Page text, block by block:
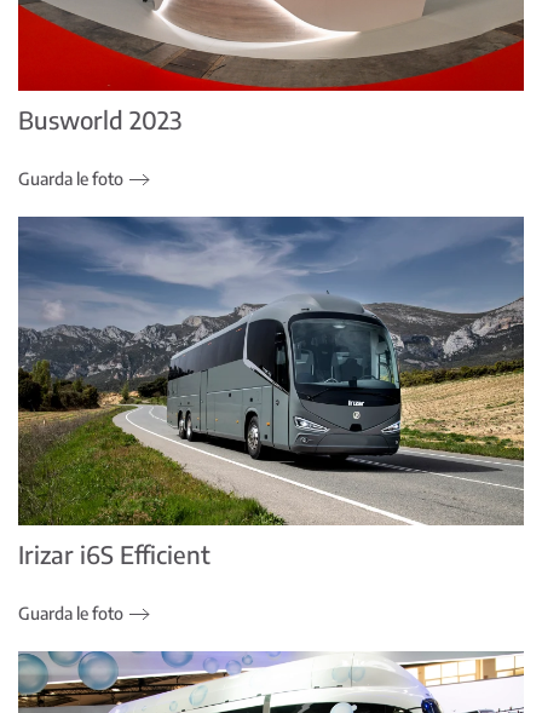
Busworld 2023
Guarda le foto
Irizar i6S Efficient
Guarda le foto